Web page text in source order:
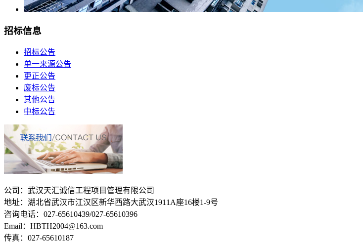
招标信息
招标公告
单一来源公告
更正公告
废标公告
其他公告
中标公告
公司：武汉天汇诚信工程项目管理有限公司
地址：湖北省武汉市江汉区新华西路大武汉1911A座16楼1-9号
咨询电话：027-65610439/027-65610396
Email：HBTH2004@163.com
传真：027-65610187